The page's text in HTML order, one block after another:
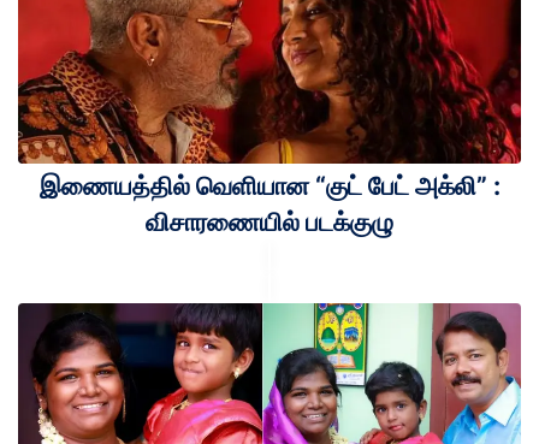
இணையத்தில் வெளியான “குட் பேட் அக்லி” :
விசாரணையில் படக்குழு